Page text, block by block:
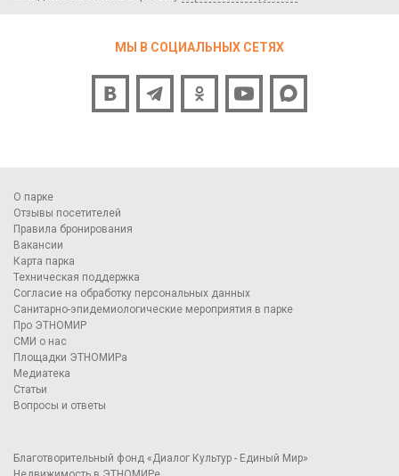
МЫ В СОЦИАЛЬНЫХ СЕТЯХ
О парке
Отзывы посетителей
Правила бронирования
Вакансии
Карта парка
Техническая поддержка
Согласие на обработку персональных данных
Санитарно-эпидемиологические мероприятия в парке
Про ЭТНОМИР
СМИ о нас
Площадки ЭТНОМИРа
Медиатека
Статьи
Вопросы и ответы
Благотворительный фонд «Диалог Культур - Единый Мир»